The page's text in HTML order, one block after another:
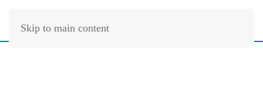
Skip to main content